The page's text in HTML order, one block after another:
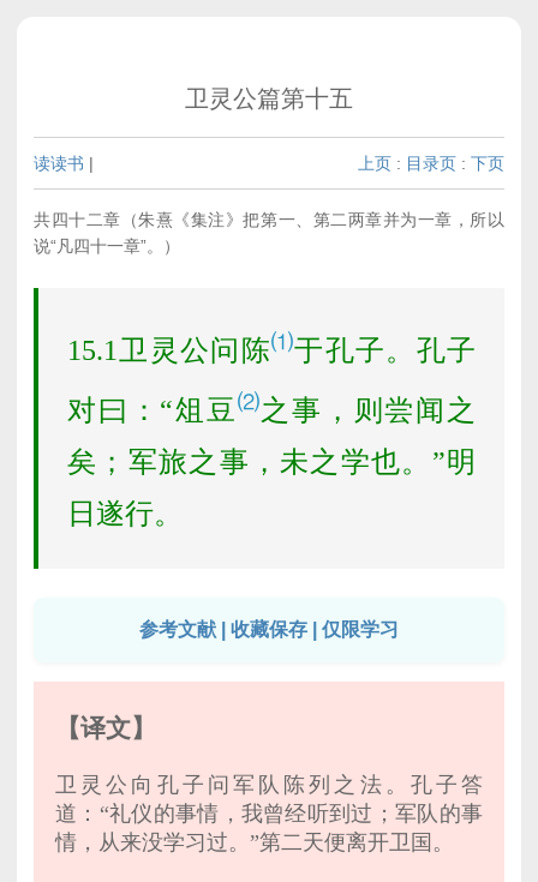
卫灵公篇第十五
读读书 | 上页 : 目录页 : 下页
共四十二章（朱熹《集注》把第一、第二两章并为一章，所以
说“凡四十一章”。）
15.1卫灵公问陈⑴于孔子。孔子
对曰：“俎豆 ⑵之事，则尝闻之
矣；军旅之事，未之学也。”明
日遂行。
参考文献 | 收藏保存 | 仅限学习
【译文】
卫灵公向孔子问军队陈列之法。孔子答
道：“礼仪的事情，我曾经听到过；军队的事
情，从来没学习过。”第二天便离开卫国。